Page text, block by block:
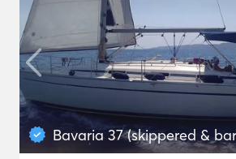
Bavaria 37 (skippered &